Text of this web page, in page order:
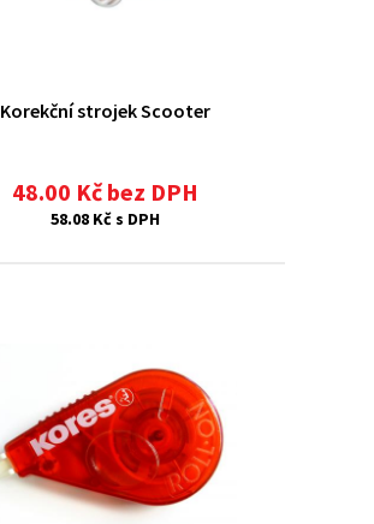
Korekční strojek Scooter
48.00 Kč bez DPH
58.08 Kč s DPH